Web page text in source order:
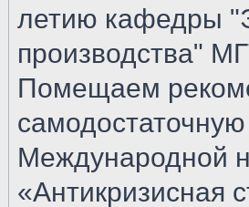
летию кафедры
производства"
Помещаем
Международной
«Антикризисная